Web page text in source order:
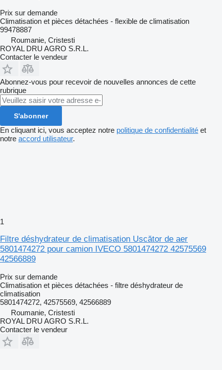
Prix sur demande
Climatisation et pièces détachées - flexible de climatisation
99478887
Roumanie, Cristesti
ROYAL DRU AGRO S.R.L.
Contacter le vendeur
Abonnez-vous pour recevoir de nouvelles annonces de cette
rubrique
S'abonner
En cliquant ici, vous acceptez notre politique de confidentialité et
notre accord utilisateur.
1
Filtre déshydrateur de climatisation Uscător de aer
5801474272 pour camion IVECO 5801474272 42575569
42566889
Prix sur demande
Climatisation et pièces détachées - filtre déshydrateur de
climatisation
5801474272, 42575569, 42566889
Roumanie, Cristesti
ROYAL DRU AGRO S.R.L.
Contacter le vendeur